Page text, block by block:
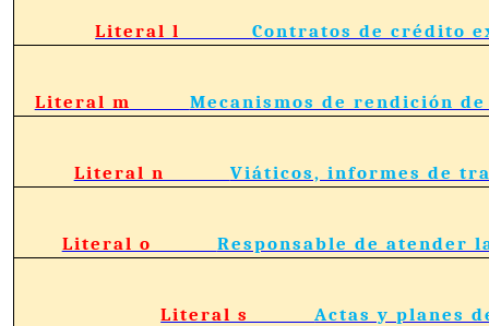
Literal lContratos de crédito
Literal m Mecanismos de rendición
Literal n Viáticos, informes de
Literal o Responsable de atender
Literal s Actas y planes